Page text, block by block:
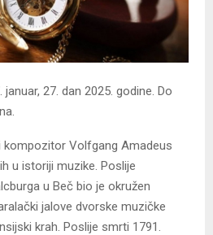
27. dan 2025. godine. Do
kompozitor Volfgang Amadeus
u istoriji muzike. Poslije
u Beč bio je okružen
jalove dvorske muzičke
krah. Poslije smrti 1791.